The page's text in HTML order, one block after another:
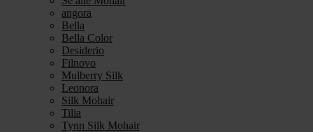
angora
Bella
Bella Color
Desiderio
Filnovo
Mulberry Silk
Leonora
Silk Mohair
Tilia
Tynn Silk Mohair